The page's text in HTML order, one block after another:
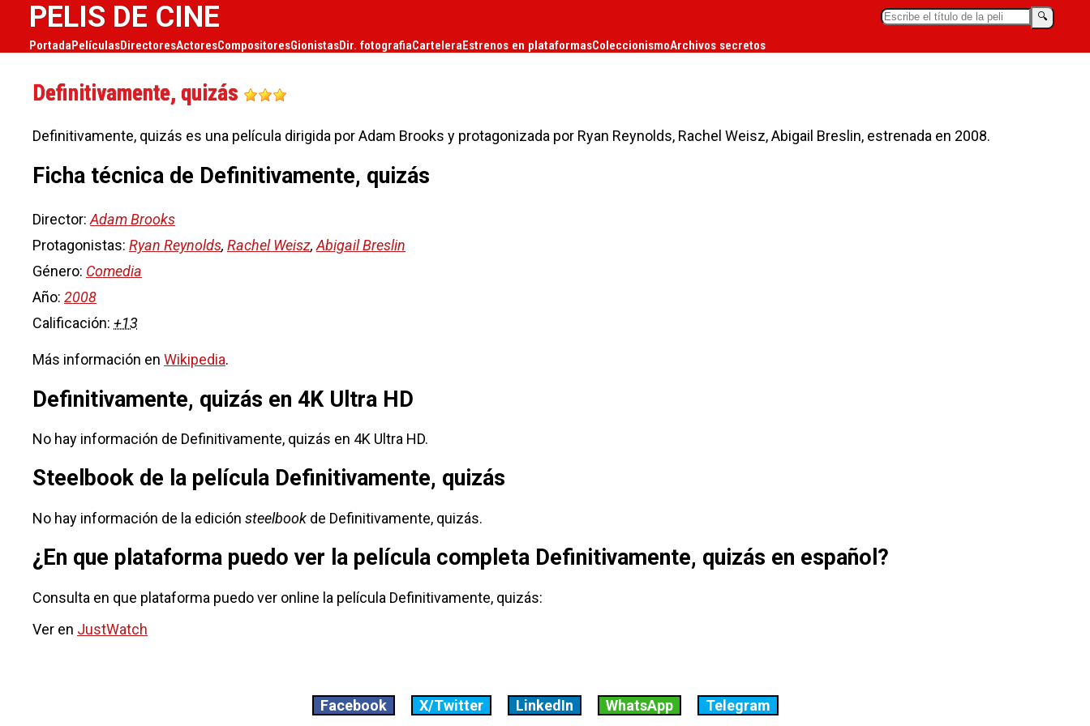
PELIS DE CINE 🔍︎
PortadaPelículasDirectoresActoresCompositoresGionistasDir. fotografiaCarteleraEstrenos en plataformasColeccionismoArchivos secretos
Definitivamente, quizás
Definitivamente, quizás es una película dirigida por Adam Brooks y protagonizada por Ryan Reynolds, Rachel Weisz, Abigail Breslin, estrenada en 2008.
Ficha técnica de Definitivamente, quizás
Director:Adam Brooks
Protagonistas: Ryan Reynolds, Rachel Weisz,Abigail Breslin
Género: Comedia
Año: 2008
Calificación: +13
Más información en Wikipedia.
Definitivamente, quizás en 4K Ultra HD
No hay información de Definitivamente, quizás en 4K Ultra HD.
Steelbook de la película Definitivamente, quizás
No hay información de la edición steelbook de Definitivamente, quizás.
¿En que plataforma puedo ver la película completa Definitivamente, quizás en español?
Consulta en que plataforma puedo ver online la película Definitivamente, quizás:
Ver en JustWatch
Facebook X/Twitter LinkedIn WhatsApp Telegram